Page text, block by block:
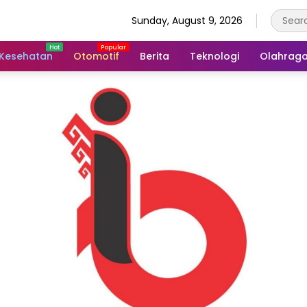
Sunday, August 9, 2026
Otomotif Berita Teknologi